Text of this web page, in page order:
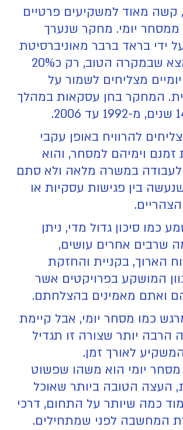
קשה מאוד למשקיעים פרטיים
ממסחר יומי. מחקר שנערך
2010 על ידי בראד ברבר מאוניברסיטת
קליפורניה, מצא שבמקרה הטוב, רק כ20%
מצליחים לשמור על
המחקר בחן עסקאות במהלך
להרוויח באופן עקבי
וימיהם למסחר, והוא
לעבודה במשרה מלאה ולא סתם
בין פגישות עסקיות או
כמו סיכון גדול מדי, ניתן
שרבים אחרים עושים,
הארוך, בקניית והחזקת
המושקע בפרויקטים אשר
ואתם מאמינים בהצלחתם.
כמו מסחר יומי, אבל קיימת
הרבה יותר שצורה זו תגדיל
לאורך זמן.
יומי הוא משהו שפשוט
העצה הטובה ביותר שאוכל
כמה שיותר על התחום, דרכי
המחשבה לפני שמתחילים.